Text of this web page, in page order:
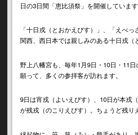
日の3日間「恵比須祭」を開催しています
「十日戎（とおかえびす）」、「えべっ
関西、西日本では親しみのある十日戎（
野上八幡宮も、毎年1月9日・10日・11
願って、多くの参拝客が訪れます。
9日は宵戎（よいえびす）、10日が本戎
が残戎（のこりえびす）。ちょうど残り